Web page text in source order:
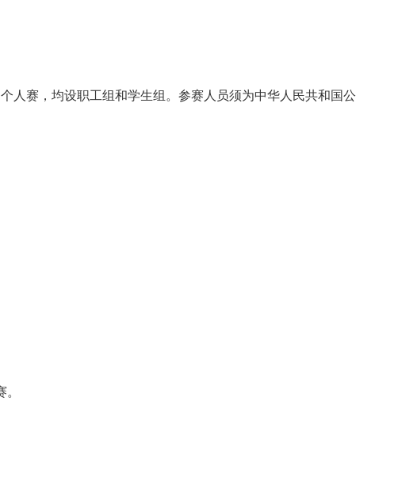
赛，均设职工组和学生组。参赛人员须为中华人民共和国公